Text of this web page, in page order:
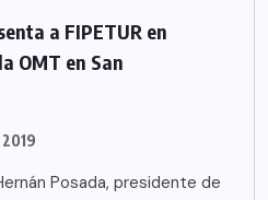
a FIPETUR en
OMT en San
Posada, presidente de